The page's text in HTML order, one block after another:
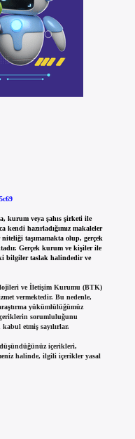
kurum veya şahıs şirketi ile
kendi hazırladığımız makaleler
taşımamakta olup, gerçek
Gerçek kurum ve kişiler ile
bilgiler taslak halindedir ve
ve İletişim Kurumu (BTK)
vermektedir. Bu nedenle,
yükümlülüğümüz
sorumluluğunu
etmiş sayılırlar.
içerikleri,
halinde, ilgili içerikler yasal